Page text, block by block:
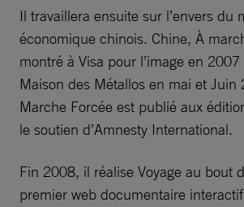
Il travaillera ensuite sur l’envers du
économique chinois. Chine, À
montré à Visa pour l’image en
Maison des Métallos en mai et Juin
Marche Forcée est publié aux
le soutien d’Amnesty International.
Fin 2008, il réalise Voyage au bout
premier web documentaire